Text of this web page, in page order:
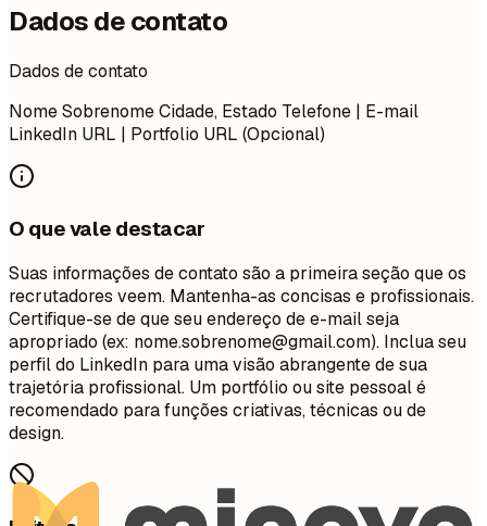
Dados de contato
Dados de contato
Nome Sobrenome Cidade, Estado Telefone | E-mail
LinkedIn URL | Portfolio URL (Opcional)
O que vale destacar
Suas informações de contato são a primeira seção que os
recrutadores veem. Mantenha-as concisas e profissionais.
Certifique-se de que seu endereço de e-mail seja
apropriado (ex: nome.sobrenome@gmail.com). Inclua seu
perfil do LinkedIn para uma visão abrangente de sua
trajetória profissional. Um portfólio ou site pessoal é
recomendado para funções criativas, técnicas ou de
design.